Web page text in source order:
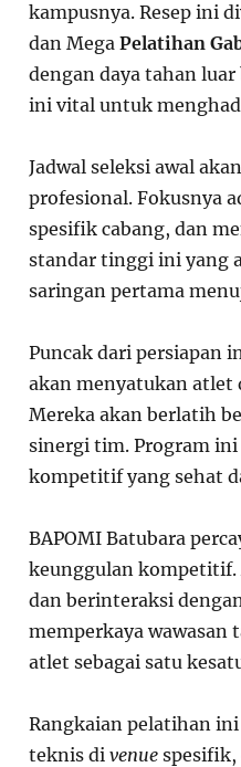
kampusnya. Resep ini
dan Mega Pelatihan
dengan daya tahan
ini vital untuk
Jadwal seleksi awal
profesional. Fokusnya
spesifik cabang, dan
standar tinggi ini yang
saringan pertama
Puncak dari persiapan
akan menyatukan atlet
Mereka akan berlatih
sinergi tim. Program
kompetitif yang sehat
BAPOMI Batubara
keunggulan kompetitif.
dan berinteraksi
memperkaya
atlet sebagai satu
Rangkaian pelatihan
teknis di venuespesifik,